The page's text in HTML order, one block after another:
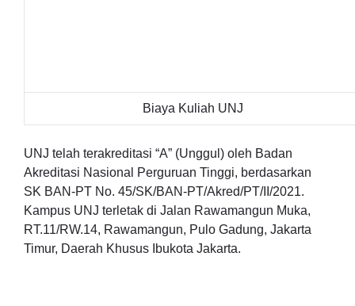
Biaya Kuliah UNJ
UNJ telah terakreditasi “A” (Unggul) oleh Badan
Akreditasi Nasional Perguruan Tinggi, berdasarkan
SK BAN-PT No. 45/SK/BAN-PT/Akred/PT/II/2021.
Kampus UNJ terletak di Jalan Rawamangun Muka,
RT.11/RW.14, Rawamangun, Pulo Gadung, Jakarta
Timur, Daerah Khusus Ibukota Jakarta.